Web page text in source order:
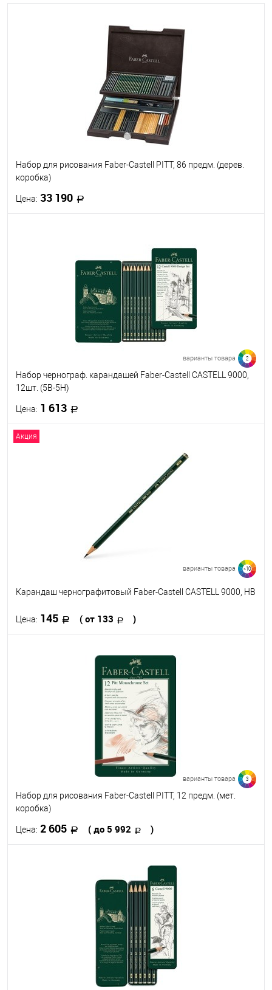
Набор для рисования Faber-Castell PITT, 86 предм. (дерев.
коробка)
Цена: 33 190
В наличии
варианты товара 2
Набор чернограф. карандашей Faber-Castell CASTELL 9000,
12шт. (5B-5H)
Цена: 1 613
В наличии
Акция
варианты товара >10
Карандаш чернографитовый Faber-Castell CASTELL 9000, HB
Цена: 145 ( от 133 )
В корзину
2B
7B
Посмотреть все вариантыварианты товара 3
Набор для рисования Faber-Castell PITT, 12 предм. (мет.
коробка)
Цена: 2 605 ( до 5 992 )
В корзину
В наличии
33